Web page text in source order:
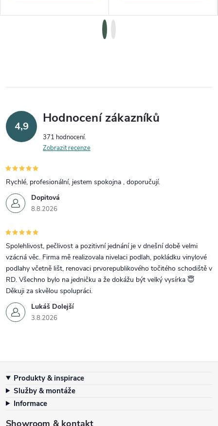
4,9
Hodnocení zákazníků
371 hodnocení
Zobrazit recenze
Dopitová
8.8.2026
Rychlé, profesionální, jestem spokojna , doporučují.
Lukáš Dolejší
3.8.2026
Spolehlivost, pečlivost a pozitivní jednání je v dnešní době velmi
vzácná věc. Firma mě realizovala nivelaci podlah, pokládku vinylové
podlahy včetně lišt, renovaci prvorepublikového točitého schodiště v
RD. Všechno bylo na jedničku a že dokážu být velký vysírka 😇
Děkuji za skvělou spolupráci.
Produkty & inspirace
Služby & montáže
Informace
Showroom & kontakt